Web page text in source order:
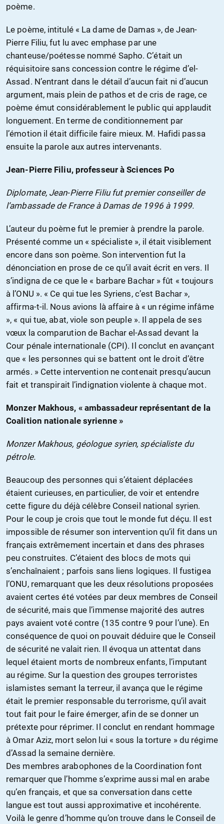
poème.
Le poème, intitulé « La dame de Damas », de Jean-
Pierre Filiu, fut lu avec emphase par une
chanteuse/poétesse nommé Sapho. C’était un
réquisitoire sans concession contre le régime d’el-
Assad. N’entrant dans le détail d’aucun fait ni d’aucun
argument, mais plein de pathos et de cris de rage, ce
poème émut considérablement le public qui applaudit
longuement. En terme de conditionnement par
l’émotion il était difficile faire mieux. M. Hafidi passa
ensuite la parole aux autres intervenants.
Jean-Pierre Filiu, professeur à Sciences Po
Diplomate, Jean-Pierre Filiu fut premier conseiller de
l’ambassade de France à Damas de 1996 à 1999.
L’auteur du poème fut le premier à prendre la parole.
Présenté comme un « spécialiste », il était visiblement
encore dans son poème. Son intervention fut la
dénonciation en prose de ce qu’il avait écrit en vers. Il
s’indigna de ce que le « barbare Bachar » fût « toujours
à l’ONU ». « Ce qui tue les Syriens, c’est Bachar »,
affirma-t-il. Nous avions là affaire à « un régime infâme
», « qui tue, abat, viole son peuple ». Il appela de ses
vœux la comparution de Bachar el-Assad devant la
Cour pénale internationale (CPI). Il conclut en avançant
que « les personnes qui se battent ont le droit d’être
armés. » Cette intervention ne contenait presqu’aucun
fait et transpirait l’indignation violente à chaque mot.
Monzer Makhous, « ambassadeur représentant de la
Coalition nationale syrienne »
Monzer Makhous, géologue syrien, spécialiste du
pétrole.
Beaucoup des personnes qui s’étaient déplacées
étaient curieuses, en particulier, de voir et entendre
cette figure du déjà célèbre Conseil national syrien.
Pour le coup je crois que tout le monde fut déçu. Il est
impossible de résumer son intervention qu’il fit dans un
français extrêmement incertain et dans des phrases
peu construites. C’étaient des blocs de mots qui
s’enchaînaient ; parfois sans liens logiques. Il fustigea
l’ONU, remarquant que les deux résolutions proposées
avaient certes été votées par deux membres de Conseil
de sécurité, mais que l’immense majorité des autres
pays avaient voté contre (135 contre 9 pour l’une). En
conséquence de quoi on pouvait déduire que le Conseil
de sécurité ne valait rien. Il évoqua un attentat dans
lequel étaient morts de nombreux enfants, l’imputant
au régime. Sur la question des groupes terroristes
islamistes semant la terreur, il avança que le régime
était le premier responsable du terrorisme, qu’il avait
tout fait pour le faire émerger, afin de se donner un
prétexte pour réprimer. Il conclut en rendant hommage
à Omar Aziz, mort selon lui « sous la torture » du régime
d’Assad la semaine dernière.
Des membres arabophones de la Coordination font
remarquer que l’homme s’exprime aussi mal en arabe
qu’en français, et que sa conversation dans cette
langue est tout aussi approximative et incohérente.
Voilà le genre d’homme qu’on trouve dans le Conseil de